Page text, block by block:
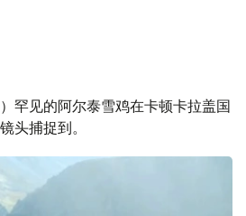
）罕见的阿尔泰雪鸡在卡顿卡拉盖国
头捕捉到。